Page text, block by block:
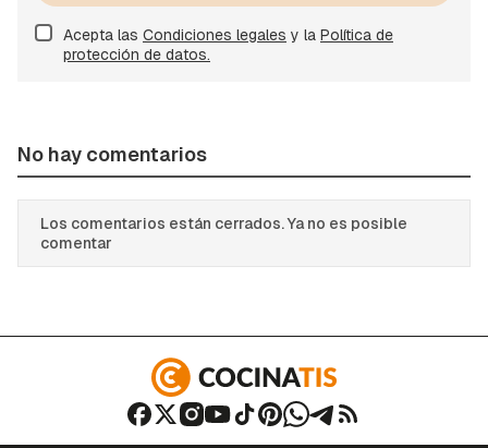
Acepta las Condiciones legales y la Política de
protección de datos.
No hay comentarios
Los comentarios están cerrados. Ya no es posible
comentar